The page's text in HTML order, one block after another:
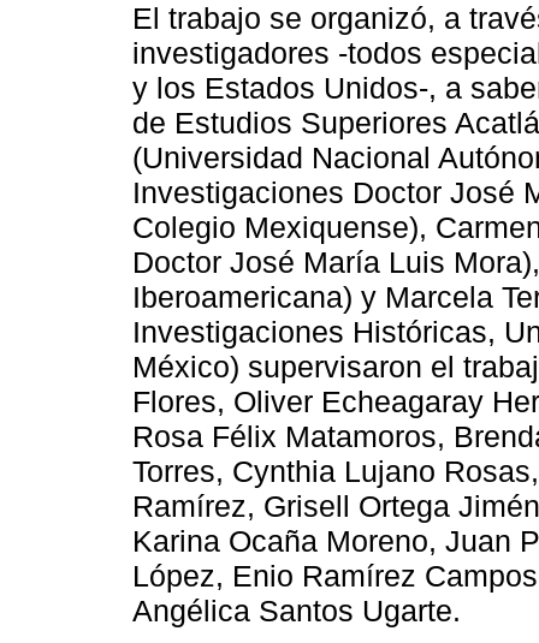
El trabajo se organizó, a
investigadores -todos
y los Estados Unidos-, a
de Estudios Superiores
(Universidad Nacional
Investigaciones Doctor José
Colegio Mexiquense),
Doctor José María Luis
Iberoamericana) y Marcela
Investigaciones Históricas,
México) supervisaron el
Flores, Oliver Echeagaray
Rosa Félix Matamoros,
Torres, Cynthia Lujano
Ramírez, Grisell Ortega
Karina Ocaña Moreno, Juan
López, Enio Ramírez
Angélica Santos Ugarte.